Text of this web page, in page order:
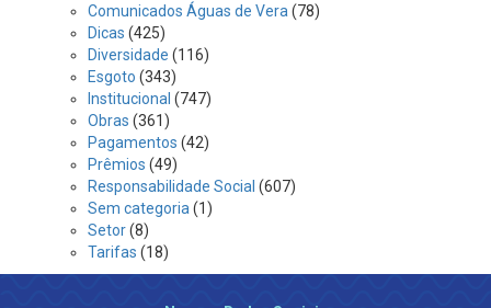
Comunicados Águas de Vera (78)
Dicas (425)
Diversidade (116)
Esgoto (343)
Institucional (747)
Obras (361)
Pagamentos (42)
Prêmios (49)
Responsabilidade Social (607)
Sem categoria (1)
Setor(8)
Tarifas (18)